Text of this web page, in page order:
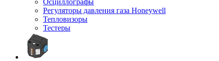
Осциллографы
Регуляторы давления газа Honeywell
Тепловизоры
Тестеры